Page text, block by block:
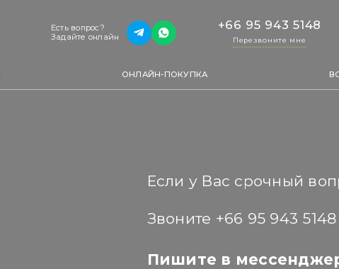
Есть вопрос?
Задайте онлайн
+66 95 943 5148
Перезвоните мне
ОНЛАЙН-ПОКУПКА
Если у Вас срочный
Звоните +66 95 943 5148
Пишите в